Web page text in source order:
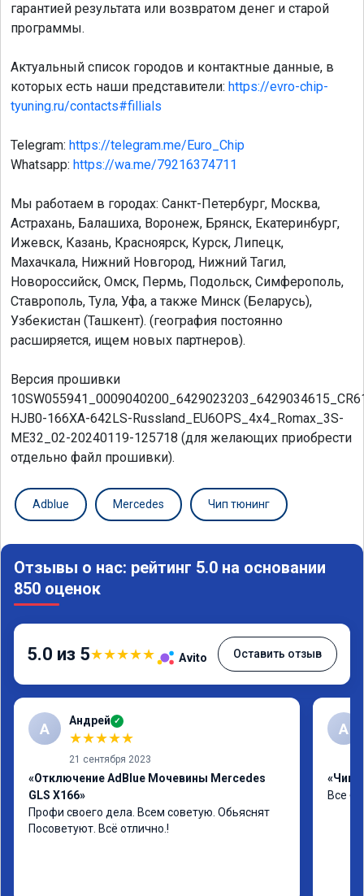
гарантией результата или возвратом денег и старой
программы.
Актуальный список городов и контактные данные, в
которых есть наши представители: https://evro-chip-
tyuning.ru/contacts#fillials
Telegram: https://telegram.me/Euro_Chip
Whatsapp: https://wa.me/79216374711
Мы работаем в городах: Санкт-Петербург, Москва,
Астрахань, Балашиха, Воронеж, Брянск, Екатеринбург,
Ижевск, Казань, Красноярск, Курск, Липецк,
Махачкала, Нижний Новгород, Нижний Тагил,
Новороссийск, Омск, Пермь, Подольск, Симферополь,
Ставрополь, Тула, Уфа, а также Минск (Беларусь),
Узбекистан (Ташкент). (география постоянно
расширяется, ищем новых партнеров).
Версия прошивки
HJB0-166XA-642LS-Russland_EU6OPS_4x4_Romax_3S-
ME32_02-20240119-125718 (для желающих приобрести
отдельно файл прошивки).
Adblue Mercedes Чип тюнинг
Отзывы о нас: рейтинг 5.0 на основании
850 оценок
5.0 из 5★★★★★ Avito Оставить отзыв
А Андрей ✓
★★★★★
21 сентября 2023
«Отключение AdBlue Мочевины Mercedes
GLS X166»
Профи своего дела. Всем советую. Обьяснят
Посоветуют. Всё отлично.!
А
«Чип
Все